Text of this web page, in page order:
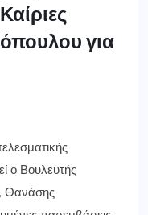
για
ο Βουλευτής
Θανάσης